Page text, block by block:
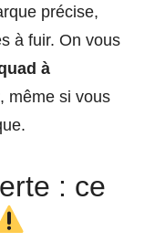
précise,
à fuir. On vous
à
, même si vous
: ce